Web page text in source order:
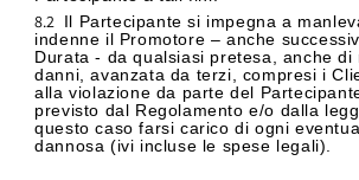
8.2 Il Partecipante si impegna a
indenne il Promotore – anche
Durata - da qualsiasi pretesa, anche di
danni, avanzata da terzi, compresi i
alla violazione da parte del
previsto dal Regolamento e/o dalla
questo caso farsi carico di ogni
dannosa (ivi incluse le spese legali).